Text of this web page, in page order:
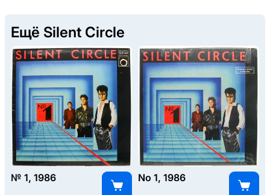
Ещё Silent Circle
№ 1, 1986 No 1, 1986